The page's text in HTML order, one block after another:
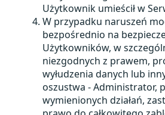
Użytkownik umieścił w
W przypadku naruszeń
bezpośrednio na
Użytkowników, w
niezgodnych z prawem,
wyłudzenia danych lub
oszustwa - Administrator,
wymienionych działań,